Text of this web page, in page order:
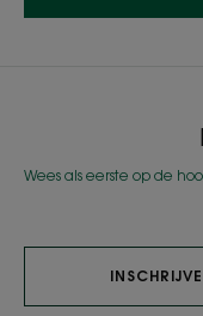
Wees als eerste op de